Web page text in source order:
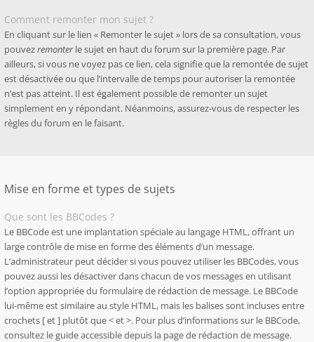
Comment remonter mon sujet ?
En cliquant sur le lien « Remonter le sujet » lors de sa consultation, vous
pouvezremonterle sujet en haut du forum sur la première page. Par
ailleurs, si vous ne voyez pas ce lien, cela signifie que la remontée de sujet
est désactivée ou que l’intervalle de temps pour autoriser la remontée
n’est pas atteint. Il est également possible de remonter un sujet
simplement en y répondant. Néanmoins, assurez-vous de respecter les
règles du forum en le faisant.
Mise en forme et types de sujets
Que sont les BBCodes ?
Le BBCode est une implantation spéciale au langage HTML, offrant un
large contrôle de mise en forme des éléments d’un message.
L’administrateur peut décider si vous pouvez utiliser les BBCodes, vous
pouvez aussi les désactiver dans chacun de vos messages en utilisant
l’option appropriée du formulaire de rédaction de message. Le BBCode
lui-même est similaire au style HTML, mais les balises sont incluses entre
crochets [ et ] plutôt que < et >. Pour plus d’informations sur le BBCode,
consultez le guide accessible depuis la page de rédaction de message.